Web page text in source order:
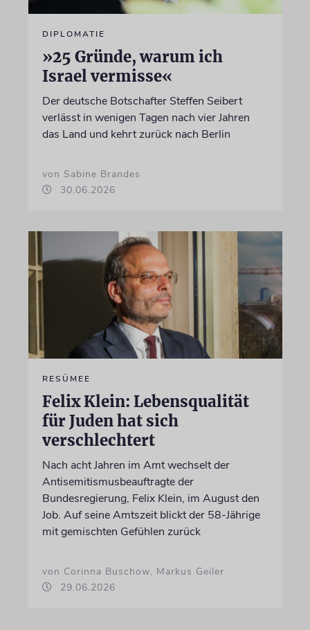
DIPLOMATIE
»25 Gründe, warum ich
Israel vermisse«
Der deutsche Botschafter Steffen Seibert
verlässt in wenigen Tagen nach vier Jahren
das Land und kehrt zurück nach Berlin
von Sabine Brandes
30.06.2026
RESÜMEE
Felix Klein: Lebensqualität
für Juden hat sich
verschlechtert
Nach acht Jahren im Amt wechselt der
Antisemitismusbeauftragte der
Bundesregierung, Felix Klein, im August den
Job. Auf seine Amtszeit blickt der 58-Jährige
mit gemischten Gefühlen zurück
von Corinna Buschow, Markus Geiler
29.06.2026